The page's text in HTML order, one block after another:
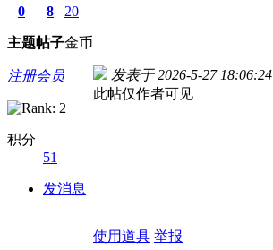
0
主题
8
帖子
20
金币
注册会员
积分
51
发消息
发表于 2026-5-27 18:06:24
此帖仅作者可见
使用道具 举报